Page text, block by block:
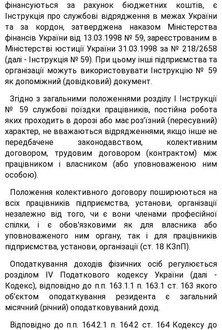
фінансуються за рахунок бюджетних коштів, є
Інструкція про службові відрядження в межах України
та за кордон, затверджена наказом Міністерства
фінансів України від 13.03.1998 № 59, зареєстрованим в
Міністерстві юстиції України 31.03.1998 за № 218/2658
(далі - Інструкція № 59). При цьому інші підприємства та
організації можуть використовувати Інструкцію № 59
як допоміжний (довідковий) документ.
Згідно з загальними положеннями розділу І Інструкції
№ 59 службові поїздки працівників, постійна робота
яких проходить в дорозі або має роз’їзний (пересувний)
характер, не вважаються відрядженнями, якщо інше не
передбачене законодавством, колективним
договором, трудовим договором (контрактом) між
працівником і власником (або уповноваженою ним
особою).
Положення колективного договору поширюються на
всіх працівників підприємства, установи, організації
незалежно від того, чи є вони членами професійної
спілки, і є обов'язковими як для власника або
уповноваженого ним органу, так і для працівників
підприємства, установи, організації (ст. 18 КЗпП).
Оподаткування доходів фізичних осіб регулюється
розділом IV Податкового кодексу України (далі -
Кодекс), відповідно до п.п. 163.1.1 п. 163.1 ст. 163 якого
об’єктом оподаткування резидента є загальний
місячний (річний) оподатковуваний дохід.
Відповідно до п.п. 164.2.1 п. 164.2 ст. 164 Кодексу до